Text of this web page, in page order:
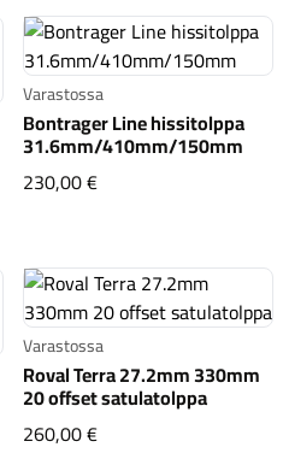
SL8 satulatolppa
Varastossa
Bontrager Line hissitolppa
31.6mm/410mm/150mm
230,00 €Bontrager Line
Varastossa
Roval Terra 27.2mm 330mm
20 offset satulatolppa
260,00 €Roval Terra 27.2mm